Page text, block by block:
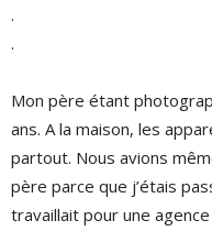
.
.
Mon père étant
ans. A la maison, les
partout. Nous avions
père parce que j’étais
travaillait pour une agence